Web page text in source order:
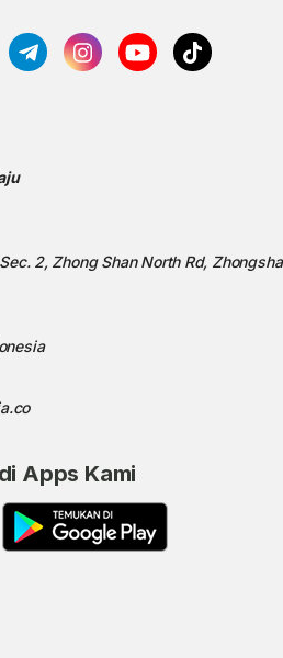
2, Zhong Shan North Rd,
Apps Kami